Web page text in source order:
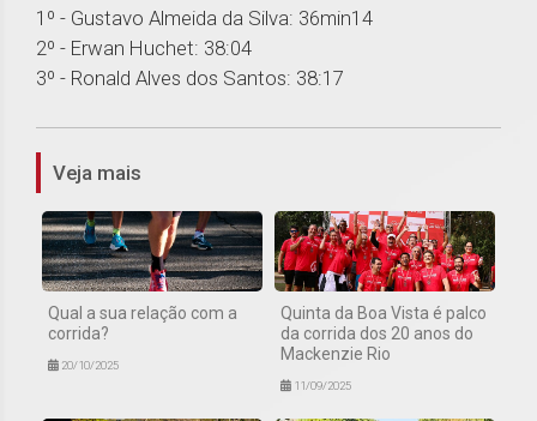
1º - Gustavo Almeida da Silva: 36min14
2º - Erwan Huchet: 38:04
3º - Ronald Alves dos Santos: 38:17
1
Veja mais
Qual a sua relação com a
corrida?
20/10/2025
Quinta da Boa Vista é palco
da corrida dos 20 anos do
Mackenzie Rio
11/09/2025